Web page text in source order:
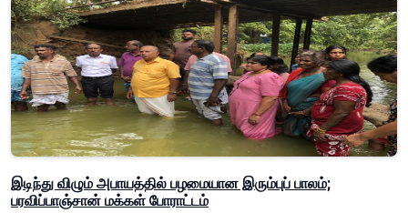
இடிந்து விழும் அபாயத்தில் பழமையான இரும்புப் பாலம்;
பரவிப்பாஞ்சான் மக்கள் போராட்டம்